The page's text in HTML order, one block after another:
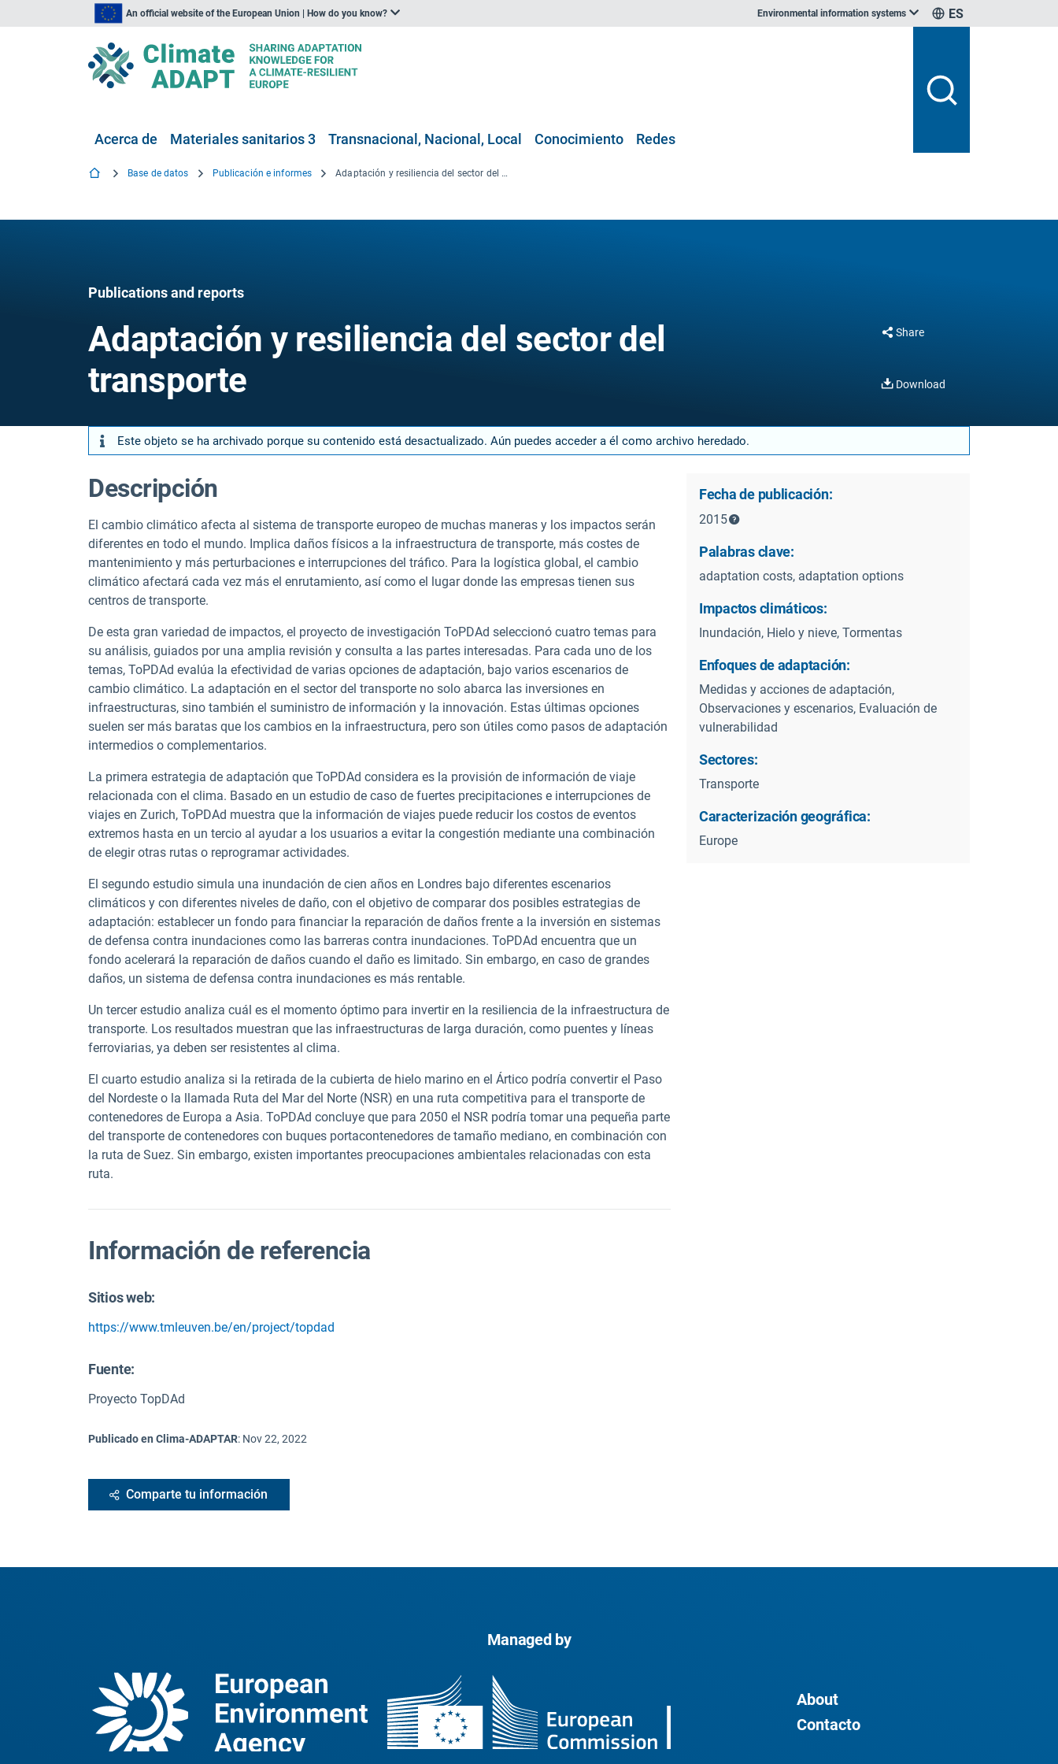
An official website of the European Union | How do you know? Environmental information systems ES
Acerca de Materiales sanitarios 3 Transnacional, Nacional, Local Conocimiento Redes
Base de datos Publicación e informes Adaptación y resiliencia del sector del transporte
Publications and reports
Adaptación y resiliencia del sector del
transporte
Share
Download
Este objeto se ha archivado porque su contenido está desactualizado. Aún puedes acceder a él como archivo heredado.
Descripción
El cambio climático afecta al sistema de transporte europeo de muchas maneras y los impactos serán
diferentes en todo el mundo. Implica daños físicos a la infraestructura de transporte, más costes de
mantenimiento y más perturbaciones e interrupciones del tráfico. Para la logística global, el cambio
climático afectará cada vez más el enrutamiento, así como el lugar donde las empresas tienen sus
centros de transporte.
De esta gran variedad de impactos, el proyecto de investigación ToPDAd seleccionó cuatro temas para
su análisis, guiados por una amplia revisión y consulta a las partes interesadas. Para cada uno de los
temas, ToPDAd evalúa la efectividad de varias opciones de adaptación, bajo varios escenarios de
cambio climático. La adaptación en el sector del transporte no solo abarca las inversiones en
infraestructuras, sino también el suministro de información y la innovación. Estas últimas opciones
suelen ser más baratas que los cambios en la infraestructura, pero son útiles como pasos de adaptación
intermedios o complementarios.
La primera estrategia de adaptación que ToPDAd considera es la provisión de información de viaje
relacionada con el clima. Basado en un estudio de caso de fuertes precipitaciones e interrupciones de
viajes en Zurich, ToPDAd muestra que la información de viajes puede reducir los costos de eventos
extremos hasta en un tercio al ayudar a los usuarios a evitar la congestión mediante una combinación
de elegir otras rutas o reprogramar actividades.
El segundo estudio simula una inundación de cien años en Londres bajo diferentes escenarios
climáticos y con diferentes niveles de daño, con el objetivo de comparar dos posibles estrategias de
adaptación: establecer un fondo para financiar la reparación de daños frente a la inversión en sistemas
de defensa contra inundaciones como las barreras contra inundaciones. ToPDAd encuentra que un
fondo acelerará la reparación de daños cuando el daño es limitado. Sin embargo, en caso de grandes
daños, un sistema de defensa contra inundaciones es más rentable.
Un tercer estudio analiza cuál es el momento óptimo para invertir en la resiliencia de la infraestructura de
transporte. Los resultados muestran que las infraestructuras de larga duración, como puentes y líneas
ferroviarias, ya deben ser resistentes al clima.
El cuarto estudio analiza si la retirada de la cubierta de hielo marino en el Ártico podría convertir el Paso
del Nordeste o la llamada Ruta del Mar del Norte (NSR) en una ruta competitiva para el transporte de
contenedores de Europa a Asia. ToPDAd concluye que para 2050 el NSR podría tomar una pequeña parte
del transporte de contenedores con buques portacontenedores de tamaño mediano, en combinación con
la ruta de Suez. Sin embargo, existen importantes preocupaciones ambientales relacionadas con esta
ruta.
Información de referencia
Sitios web:
https://www.tmleuven.be/en/project/topdad
Fuente:
Proyecto TopDAd
Publicado en Clima-ADAPTAR: Nov 22, 2022
Comparte tu información
Fecha de publicación:
2015
Palabras clave:
adaptation costs, adaptation options
Impactos climáticos:
Inundación, Hielo y nieve, Tormentas
Enfoques de adaptación:
Medidas y acciones de adaptación,
Observaciones y escenarios, Evaluación de
vulnerabilidad
Sectores:
Transporte
Caracterización geográfica:
Europe
Managed by
About
Contacto